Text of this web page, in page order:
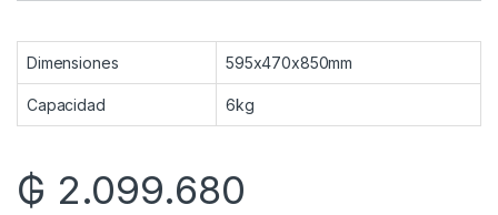
Dimensiones 595x470x850mm
Capacidad 6kg
₲ 2.099.680